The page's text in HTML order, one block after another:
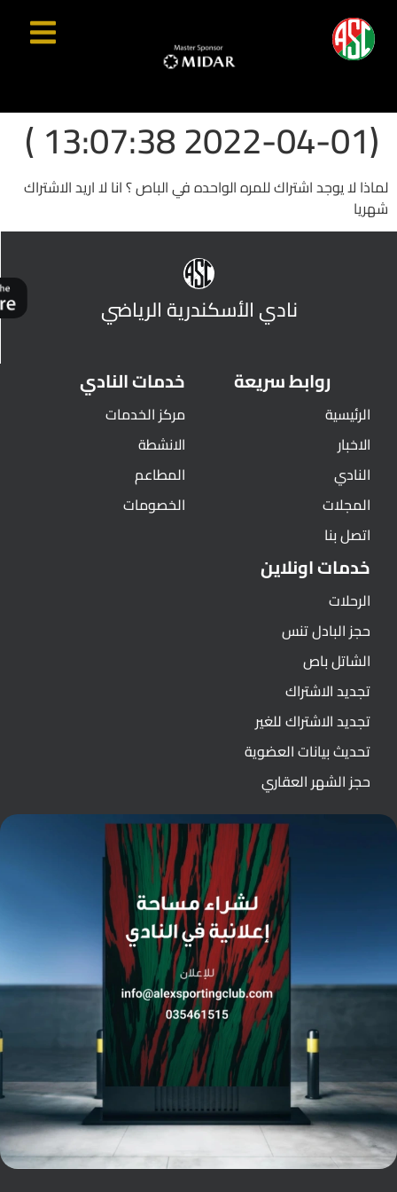
(2022-04-01 13:07:38 )
لماذا لا يوجد اشتراك للمره الواحده في الباص ؟ انا لا اريد الاشتراك
شهريا
نادي الأسكندرية الرياضي
روابط سريعة
الرئيسية
الاخبار
النادي
المجلات
اتصل بنا
خدمات النادي
مركز الخدمات
الانشطة
المطاعم
الخصومات
خدمات اونلاين
الرحلات
حجز البادل تنس
الشاتل باص
تجديد الاشتراك
تجديد الاشتراك للغير
تحديث بيانات العضوية
حجز الشهر العقاري